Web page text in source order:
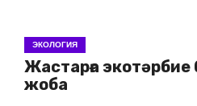
ЭКОЛОГИЯ
Жастарға
жоба